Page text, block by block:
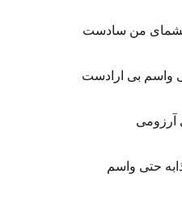
من سادست
واسم بی ارادست
آرزومی
حتی واسم